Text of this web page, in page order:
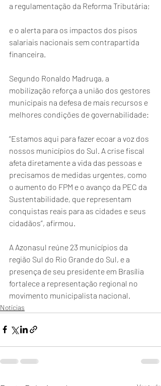
a regulamentação da Reforma Tributária;
e o alerta para os impactos dos pisos
salariais nacionais sem contrapartida
financeira.
Segundo Ronaldo Madruga, a
mobilização reforça a união dos gestores
municipais na defesa de mais recursos e
melhores condições de governabilidade:
“Estamos aqui para fazer ecoar a voz dos
nossos municípios do Sul. A crise fiscal
afeta diretamente a vida das pessoas e
precisamos de medidas urgentes, como
o aumento do FPM e o avanço da PEC da
Sustentabilidade, que representam
conquistas reais para as cidades e seus
cidadãos”, afirmou.
A Azonasul reúne 23 municípios da
região Sul do Rio Grande do Sul, e a
presença de seu presidente em Brasília
fortalece a representação regional no
movimento municipalista nacional.
Notícias